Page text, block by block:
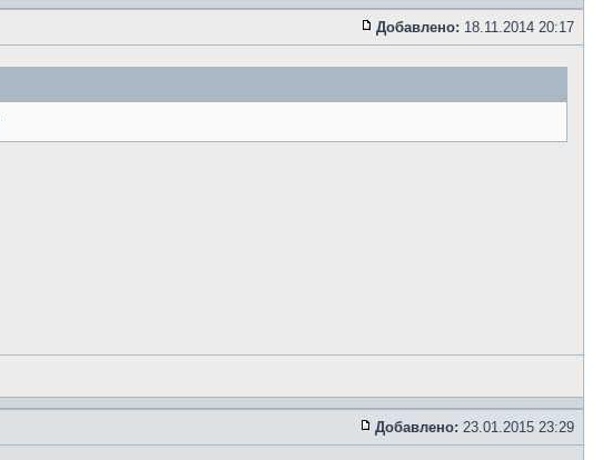
Добавлено: 18.11.2014 20:17
Добавлено: 23.01.2015 23:29